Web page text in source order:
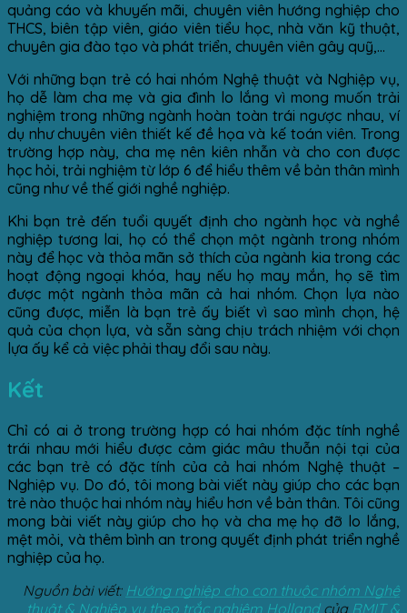
quảng cáo và khuyến mãi, chuyên viên hướng nghiệp cho
THCS, biên tập viên, giáo viên tiểu học, nhà văn kỹ thuật,
chuyên gia đào tạo và phát triển, chuyên viên gây quỹ,…
Với những bạn trẻ có hai nhóm Nghệ thuật và Nghiệp vụ,
họ dễ làm cha mẹ và gia đình lo lắng vì mong muốn trải
nghiệm trong những ngành hoàn toàn trái ngược nhau, ví
dụ như chuyên viên thiết kế đề họa và kế toán viên. Trong
trường hợp này, cha mẹ nên kiên nhẫn và cho con được
học hỏi, trải nghiệm từ lớp 6 để hiểu thêm về bản thân mình
cũng như về thế giới nghề nghiệp.
Khi bạn trẻ đến tuổi quyết định cho ngành học và nghề
nghiệp tương lai, họ có thể chọn một ngành trong nhóm
này để học và thỏa mãn sở thích của ngành kia trong các
hoạt động ngoại khóa, hay nếu họ may mắn, họ sẽ tìm
được một ngành thỏa mãn cả hai nhóm. Chọn lựa nào
cũng được, miễn là bạn trẻ ấy biết vì sao mình chọn, hệ
quả của chọn lựa, và sẵn sàng chịu trách nhiệm với chọn
lựa ấy kể cả việc phải thay đổi sau này.
Kết
Chỉ có ai ở trong trường hợp có hai nhóm đặc tính nghề
trái nhau mới hiểu được cảm giác mâu thuẫn nội tại của
các bạn trẻ có đặc tính của cả hai nhóm Nghệ thuật –
Nghiệp vụ. Do đó, tôi mong bài viết này giúp cho các bạn
trẻ nào thuộc hai nhóm này hiểu hơn về bản thân. Tôi cũng
mong bài viết này giúp cho họ và cha mẹ họ đỡ lo lắng,
mệt mỏi, và thêm bình an trong quyết định phát triển nghề
nghiệp của họ.
Nguồn bài viết: Hướng nghiệp cho con thuộc nhóm Nghệ
thuật & Nghiệp vụ theo trắc nghiệm Holland của RMIT &